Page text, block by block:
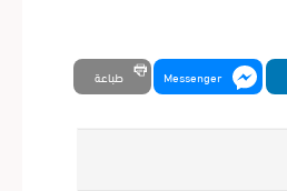
Messenger طباعة